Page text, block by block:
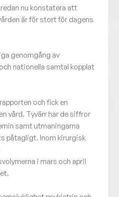
nu konstatera att
är för stort för dagens
genomgång av
nationella samtal kopplat
och fick en
vård. Tyvärr har de siffror
samt utmaningarna
påtagligt. Inom kirurgisk
i mars och april